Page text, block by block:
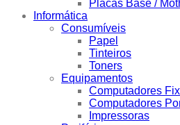
Placas Base /
Informática
Consumíveis
Papel
Tinteiros
Toners
Equipamentos
Computadores
Computadores
Impressoras